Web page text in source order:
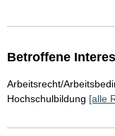
Betroffene
Arbeitsrecht/
Hochschulbildung [alle